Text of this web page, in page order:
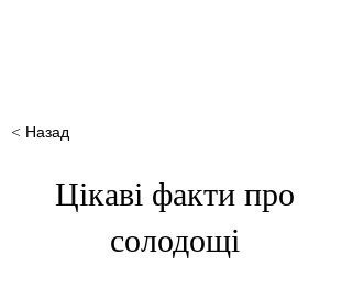
< Назад
Цікаві факти про
солодощі